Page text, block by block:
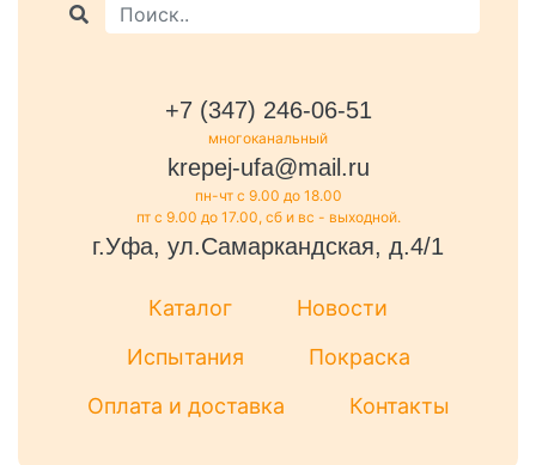
+7 (347) 246-06-51
многоканальный
krepej-ufa@mail.ru
пн-чт с 9.00 до 18.00
пт с 9.00 до 17.00, сб и вс - выходной.
г.Уфа, ул.Самаркандская, д.4/1
Каталог
Новости
Испытания
Покраска
Оплата и доставка
Контакты